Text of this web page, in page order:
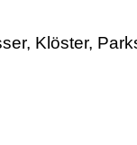
Klöster,